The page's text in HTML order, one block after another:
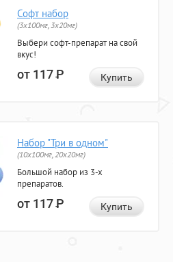
Софт набор
(3x100мг, 3x20мг)
Выбери софт-препарат на свой
вкус!
от 117Р Купить
Набор "Три в одном"
(10x100мг, 20x20мг)
Большой набор из 3-х
препаратов.
от 117Р Купить